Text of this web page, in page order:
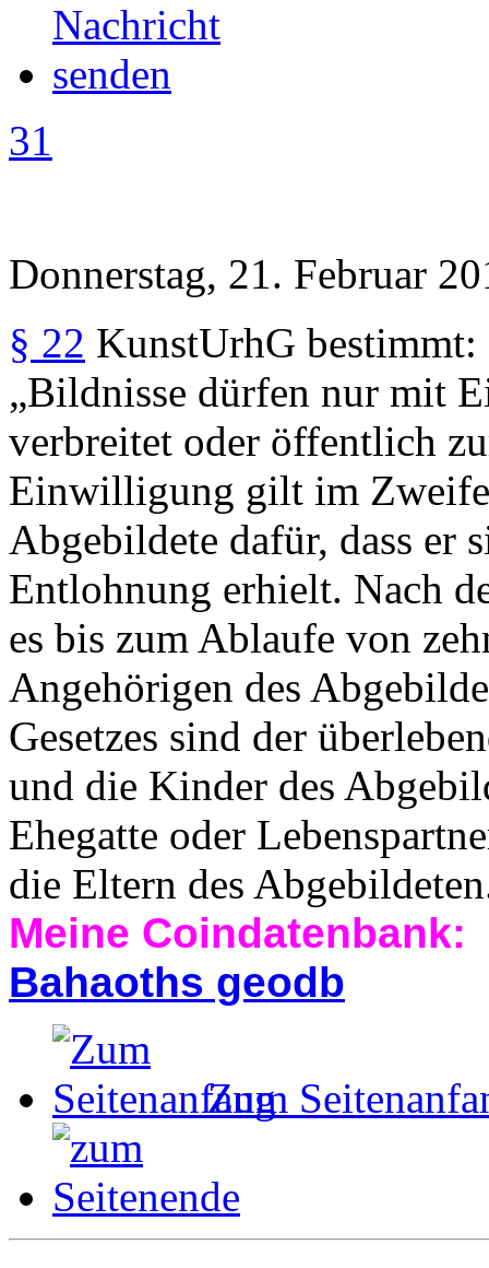
31
Donnerstag, 21. Februar
§ 22 KunstUrhG bestimmt:
„Bildnisse dürfen nur mit
verbreitet oder öffentlich
Einwilligung gilt im
Abgebildete dafür, dass er
Entlohnung erhielt. Nach
es bis zum Ablaufe von
Angehörigen des
Gesetzes sind der
und die Kinder des
Ehegatte oder
die Eltern des
Meine Coindatenbank:
Bahaoths geodb
Zum